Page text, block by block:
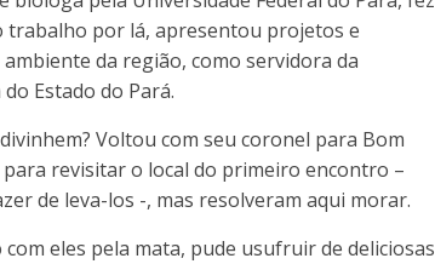
trabalho por lá, apresentou projetos e
da região, como servidora da
Estado do Pará.
Voltou com seu coronel para Bom
revisitar o local do primeiro encontro –
de leva-los -, mas resolveram aqui morar.
eles pela mata, pude usufruir de deliciosas